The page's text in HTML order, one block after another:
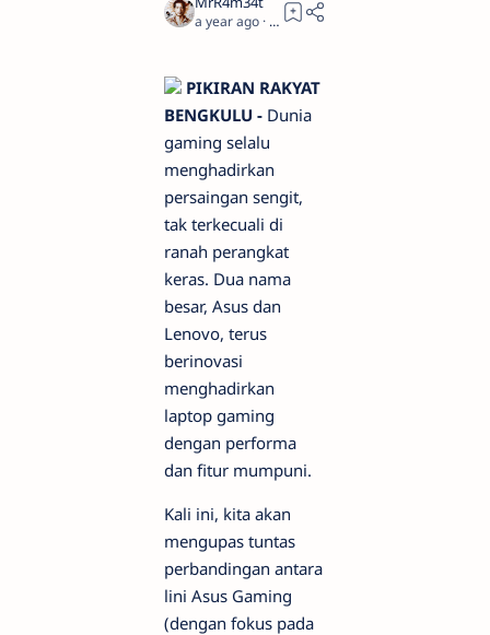
a year ago 5
PIKIRAN RAKYAT
BENGKULU - Dunia
gaming selalu
menghadirkan
persaingan sengit,
tak terkecuali di
ranah perangkat
keras. Dua nama
besar, Asus dan
Lenovo, terus
berinovasi
menghadirkan
laptop gaming
dengan performa
dan fitur mumpuni.
Kali ini, kita akan
mengupas tuntas
perbandingan antara
lini Asus Gaming
(dengan fokus pada